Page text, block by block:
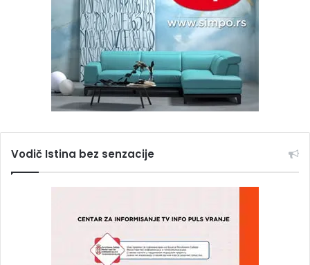
Vodič Istina bez senzacije